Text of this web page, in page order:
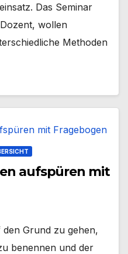
Das Seminar
wollen
Methoden
aufspüren mit
Grund zu gehen,
benennen und der